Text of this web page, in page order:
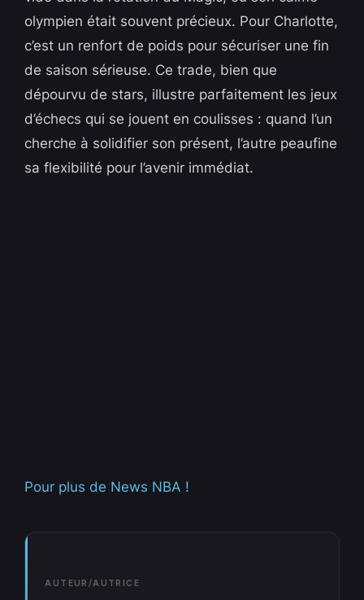
olympien était souvent précieux. Pour Charlotte,
c’est un renfort de poids pour sécuriser une fin
de saison sérieuse. Ce trade, bien que
dépourvu de stars, illustre parfaitement les jeux
d’échecs qui se jouent en coulisses : quand l’un
cherche à solidifier son présent, l’autre peaufine
sa flexibilité pour l’avenir immédiat.
Pour plus de News NBA !
AUTEUR/AUTRICE